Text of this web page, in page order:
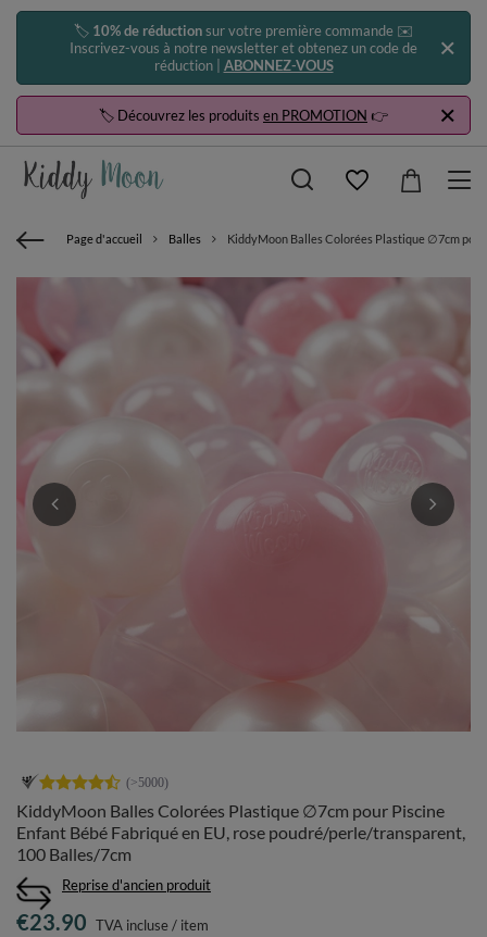
🏷️ 10% de réductionsur votre première commande ✉️
Inscrivez-vous à notre newsletter et obtenez un code de
réduction | ABONNEZ-VOUS
🏷️ Découvrez les produits en PROMOTION 👉
Page d'accueil Balles KiddyMoon Balles Colorées Plastique ∅7cm
KiddyMoon Balles Colorées Plastique ∅7cm pour Piscine
Enfant Bébé Fabriqué en EU, rose poudré/perle/transparent,
100 Balles/7cm
Reprise d'ancien produit
€23.90 TVA incluse/ item